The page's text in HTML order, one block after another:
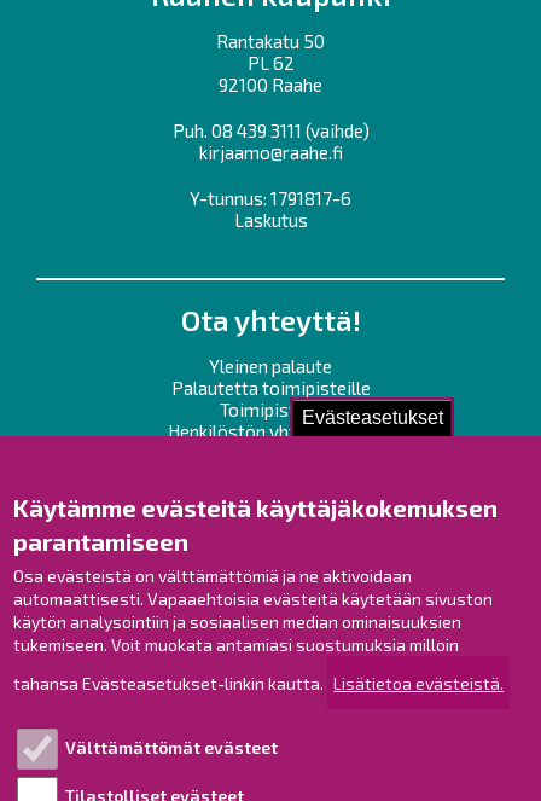
Evästeasetukset
Käytämme evästeitä käyttäjäkokemuksen
parantamiseen
Osa evästeistä on välttämättömiä ja ne aktivoidaan
automaattisesti. Vapaaehtoisia evästeitä käytetään sivuston
käytön analysointiin ja sosiaalisen median ominaisuuksien
tukemiseen. Voit muokata antamiasi suostumuksia milloin
tahansa Evästeasetukset-linkin kautta. Lisätietoa evästeistä.
Välttämättömät evästeet
Tilastolliset evästeet
Rantakatu 50
PL 62
92100 Raahe
Puh. 08 439 3111 (vaihde)
kirjaamo@raahe.fi
Y-tunnus: 1791817-6
Laskutus
Ota yhteyttä!
Yleinen palaute
Palautetta toimipisteille
Toimipisteet
Henkilöstön yhteystiedot
Raahe Facebookissa
Raahe Instagramissa
Raahe LinkedInissä
Raahe YouTubessa
Esityslistat ja pöytäkirjat
Viranhaltijapäätökset